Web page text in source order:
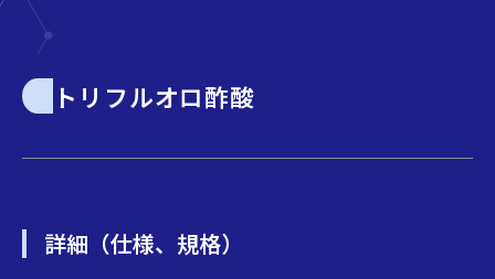
トリフルオロ酢酸
詳細（仕様、規格）